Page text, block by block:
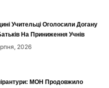
Учительці Оголосили Догану
На Приниження Учнів
2026
МОН Продовжило